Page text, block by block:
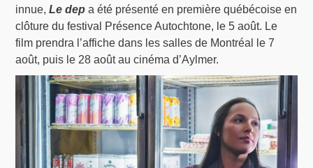
innue,Le dep a été présenté en première québécoise en
clôture du festival Présence Autochtone, le 5 août. Le
film prendra l’affiche dans les salles de Montréal le 7
août, puis le 28 août au cinéma d’Aylmer.